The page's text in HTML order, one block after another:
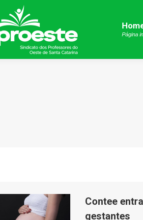
Página
Contee
gestantes
Página